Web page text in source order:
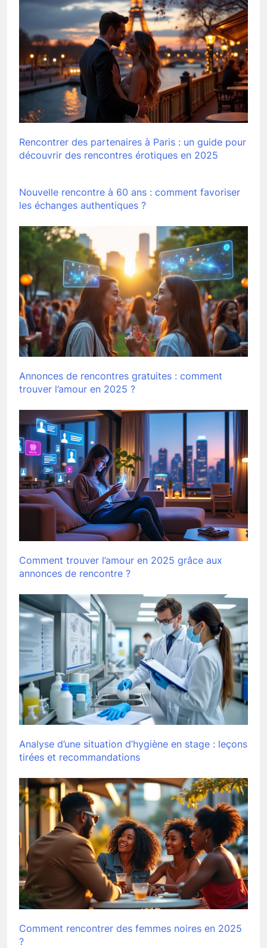
Rencontrer des partenaires à Paris : un guide pour
découvrir des rencontres érotiques en 2025
Nouvelle rencontre à 60 ans : comment favoriser
les échanges authentiques ?
Annonces de rencontres gratuites : comment
trouver l’amour en 2025 ?
Comment trouver l’amour en 2025 grâce aux
annonces de rencontre ?
Analyse d’une situation d’hygiène en stage : leçons
tirées et recommandations
Comment rencontrer des femmes noires en 2025
?